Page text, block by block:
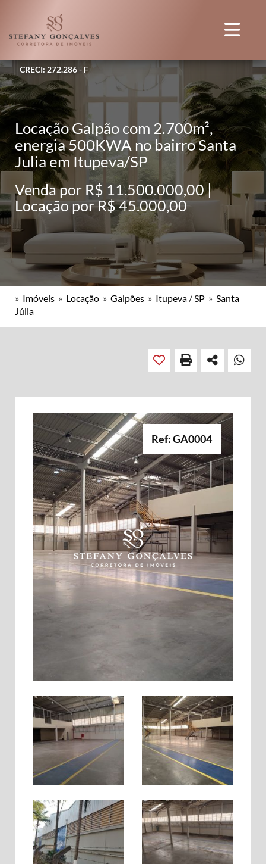
CRECI: 272.286 - F
Locação Galpão com 2.700m²,
energia 500KWA no bairro Santa
Julia em Itupeva/SP
Venda por R$ 11.500.000,00 |
Locação por R$ 45.000,00
» Imóveis » Locação » Galpões » Itupeva / SP » Santa
Júlia
Ref: GA0004